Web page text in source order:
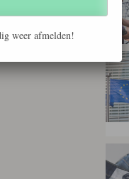
weer afmelden!